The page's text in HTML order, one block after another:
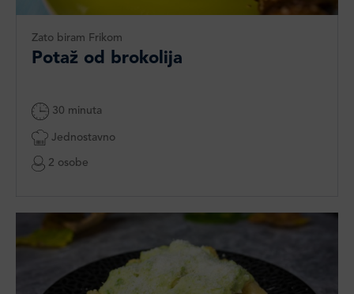
Zato biram Frikom
Potaž od brokolija
30 minuta
Jednostavno
2 osobe